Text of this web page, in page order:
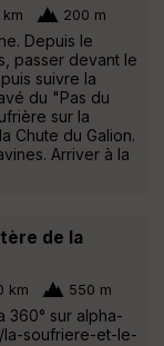
km 200 m
Depuis le
passer devant le
suivre la
du "Pas du
sur la
Chute du Galion.
Arriver à la
de la
km 550 m
360° sur alpha-
la-soufriere-et-le-